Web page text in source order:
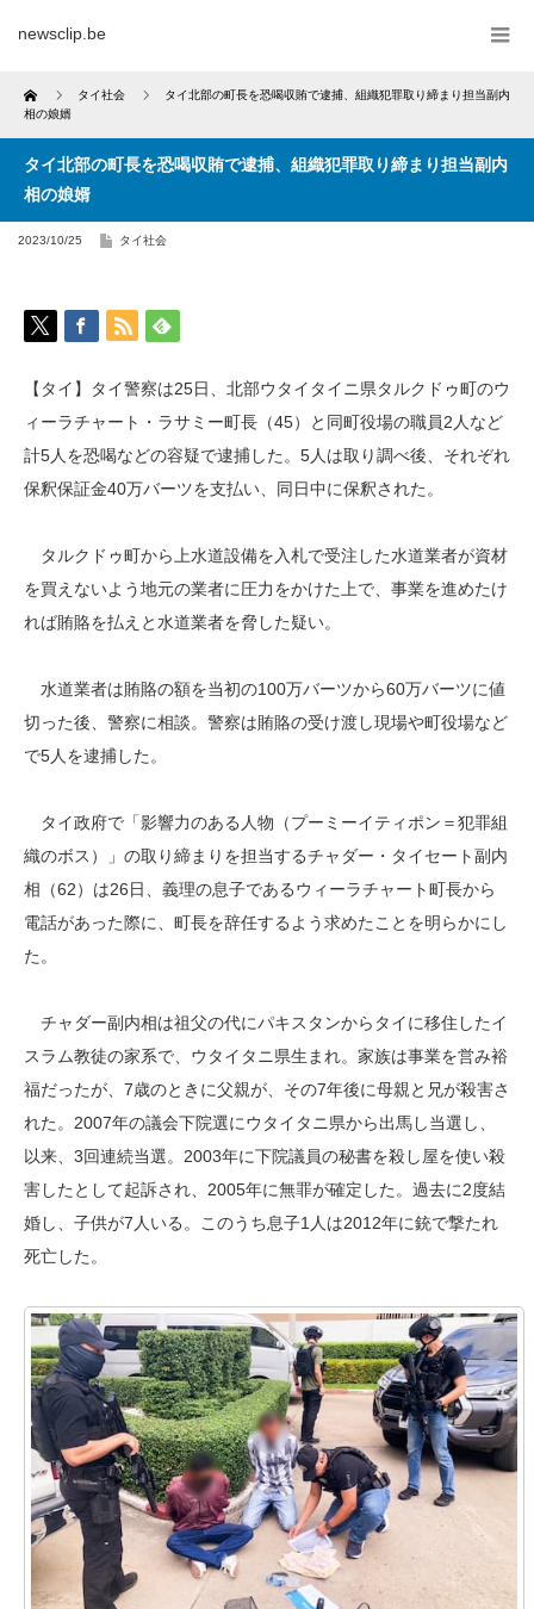
newsclip.be
Home タイ社会
タイ北部の町長を恐喝収賄で逮捕、組織犯罪取り締まり担当副内
相の娘婿
タイ北部の町長を恐喝収賄で逮捕、組織犯罪取り締まり担当副内
相の娘婿
2023/10/25 タイ社会
【タイ】タイ警察は25日、北部ウタイタイニ県タルクドゥ町のウ
ィーラチャート・ラサミー町長（45）と同町役場の職員2人など
計5人を恐喝などの容疑で逮捕した。5人は取り調べ後、それぞれ
保釈保証金40万バーツを支払い、同日中に保釈された。
タルクドゥ町から上水道設備を入札で受注した水道業者が資材
を買えないよう地元の業者に圧力をかけた上で、事業を進めたけ
れば賄賂を払えと水道業者を脅した疑い。
水道業者は賄賂の額を当初の100万バーツから60万バーツに値
切った後、警察に相談。警察は賄賂の受け渡し現場や町役場など
で5人を逮捕した。
タイ政府で「影響力のある人物（プーミーイティポン＝犯罪組
織のボス）」の取り締まりを担当するチャダー・タイセート副内
相（62）は26日、義理の息子であるウィーラチャート町長から
電話があった際に、町長を辞任するよう求めたことを明らかにし
た。
チャダー副内相は祖父の代にパキスタンからタイに移住したイ
スラム教徒の家系で、ウタイタニ県生まれ。家族は事業を営み裕
福だったが、7歳のときに父親が、その7年後に母親と兄が殺害さ
れた。2007年の議会下院選にウタイタニ県から出馬し当選し、
以来、3回連続当選。2003年に下院議員の秘書を殺し屋を使い殺
害したとして起訴され、2005年に無罪が確定した。過去に2度結
婚し、子供が7人いる。このうち息子1人は2012年に銃で撃たれ
死亡した。